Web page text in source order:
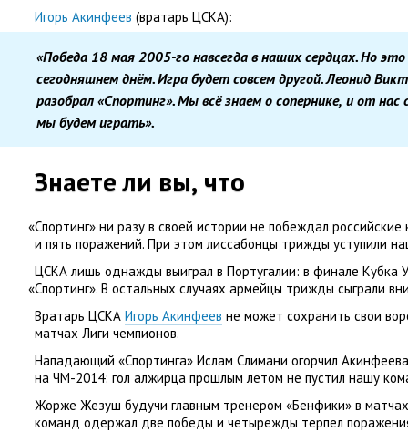
Игорь Акинфеев (вратарь ЦСКА):
«Победа 18 мая 2005-го навсегда в наших сердцах. Но
сегодняшнем днём. Игра будет совсем другой. Леонид
разобрал «Спортинг». Мы всё знаем о сопернике, и от нас
мы будем играть».
Знаете ли вы, что
«Спортинг» ни разу в своей истории не побеждал
и пять поражений. При этом лиссабонцы трижды уступили
ЦСКА лишь однажды выиграл в Португалии: в финале Кубка
«Спортинг». В остальных случаях армейцы трижды сыграли
Вратарь ЦСКА Игорь Акинфеев не может сохранить свои
матчах Лиги чемпионов.
Нападающий «Спортинга» Ислам Слимани огорчил
на ЧМ-2014: гол алжирца прошлым летом не пустил нашу
Жорже Жезуш будучи главным тренером «Бенфики» в
команд одержал две победы и четырежды терпел